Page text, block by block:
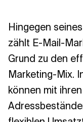
Hingegen
zählt E-Mail-
Grund zu den
Marketing-Mix.
können mit